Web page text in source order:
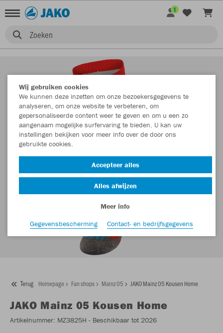
Zoeken
1
Terug Homepage Fan shops Mainz 05 JAKO Mainz 05 Kousen Home
JAKO Mainz 05 Kousen Home
Artikelnummer: MZ3825H - Beschikbaar tot 2026
Wij gebruiken cookies
We kunnen deze inzetten om onze bezoekersgegevens te
analyseren, om onze website te verbeteren, om
gepersonaliseerde content weer te geven en om u een zo
aangenaam mogelijke surfervaring te bieden. U kan uw
instellingen bekijken voor meer info over de door ons
gebruikte cookies.
Accepteer alles
Alles afwijzen
Meer info
Gegevensbescherming
Contact- en bedrijfsgegevens